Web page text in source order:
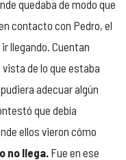
quedaba de modo que
contacto con Pedro, el
llegando. Cuentan
de lo que estaba
adecuar algún
que debía
ellos vieron cómo
no llega. Fue en ese